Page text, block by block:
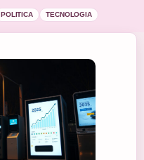
POLITICA TECNOLOGIA